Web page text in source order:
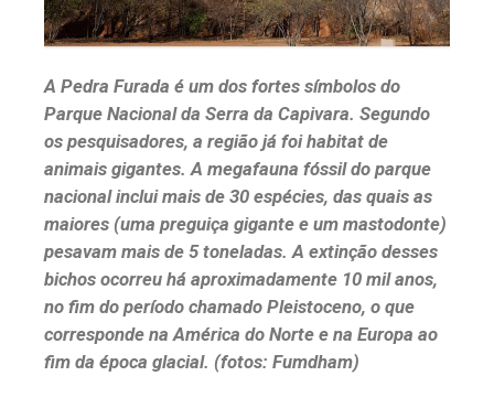
A Pedra Furada é um dos fortes símbolos do
Parque Nacional da Serra da Capivara. Segundo
os pesquisadores, a região já foi habitat de
animais gigantes. A megafauna fóssil do parque
nacional inclui mais de 30 espécies, das quais as
maiores (uma preguiça gigante e um mastodonte)
pesavam mais de 5 toneladas. A extinção desses
bichos ocorreu há aproximadamente 10 mil anos,
no fim do período chamado Pleistoceno, o que
corresponde na América do Norte e na Europa ao
fim da época glacial. (fotos: Fumdham)